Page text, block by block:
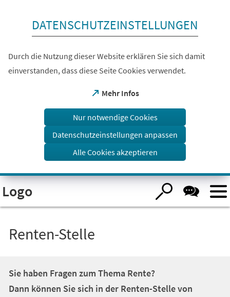
Visuelle
Assistenzsoftware
öffnen.
DATENSCHUTZEINSTELLUNGEN
Durch die Nutzung dieser Website erklären Sie sich damit
einverstanden, dass diese Seite Cookies verwendet.
Mehr Infos
(Öffnet
einem
Tab)
Nur notwendige Cookies
Datenschutzeinstellungen anpassen
Alle Cookies akzeptieren
Logo
Renten-Stelle
Sie haben Fragen zum Thema Rente?
Dann können Sie sich in der Renten-Stelle von